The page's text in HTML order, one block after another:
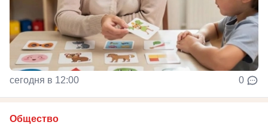
сегодня в 12:00 0
Общество